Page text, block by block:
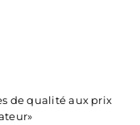
de qualité aux prix